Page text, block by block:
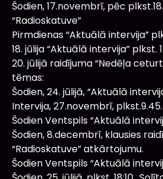
Šodien, 17.novembrī, pēc
“Radioskatuve”
Pirmdienas “Aktuālā intervija”
18. jūlija “Aktuālā intervija” plkst.
20. jūlijā raidījuma “Nedēļa
tēmas:
Šodien, 24. jūlijā, “Aktuālā
Intervija, 27.novembrī, plkst.9.45.
Šodien Ventspils “Aktuālā
Šodien, 8.decembrī, klausies
“Radioskatuve” atkārtojumu.
Šodien Ventspils “Aktuālā